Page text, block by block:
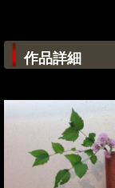
作品詳細